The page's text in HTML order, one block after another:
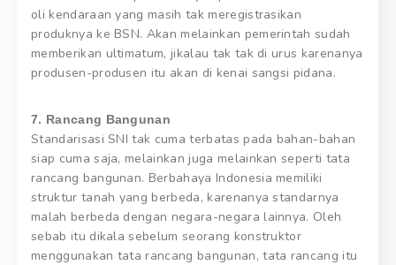
oli kendaraan yang masih tak meregistrasikan
produknya ke BSN. Akan melainkan pemerintah sudah
memberikan ultimatum, jikalau tak tak di urus karenanya
produsen-produsen itu akan di kenai sangsi pidana.
7. Rancang Bangunan
Standarisasi SNI tak cuma terbatas pada bahan-bahan
siap cuma saja, melainkan juga melainkan seperti tata
rancang bangunan. Berbahaya Indonesia memiliki
struktur tanah yang berbeda, karenanya standarnya
malah berbeda dengan negara-negara lainnya. Oleh
sebab itu dikala sebelum seorang konstruktor
menggunakan tata rancang bangunan, tata rancang itu